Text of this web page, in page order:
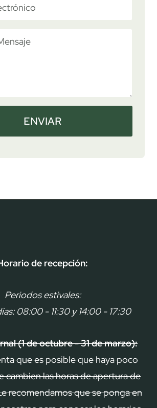
ENVIAR
de recepción:
Periodos estivales:
08:00 - 11:30 y 14:00 - 17:30
(1 de octubre - 31 de marzo):
que es posible que haya poco
cambien las horas de apertura de
recomendamos que se ponga en